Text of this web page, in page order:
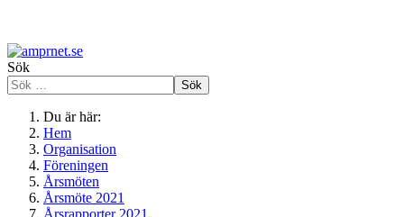
Sök
Sök
Du är här:
Hem
Organisation
Föreningen
Årsmöten
Årsmöte 2021
Årsrapporter 2021